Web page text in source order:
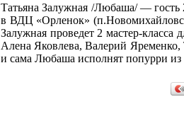
Татьяна Залужная /Любаша/ — гость
в ВДЦ «Орленок»
Залужная проведет 2 мастер-класса
Алена Яковлева, Валерий
и сама Любаша исполнят попурри из